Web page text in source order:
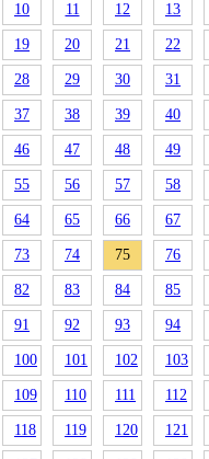
10 11 12 13
19 20 21 22
28 29 30 31
37 38 39 40
46 47 48 49
55 56 57 58
64 65 66 67
73 74 75 76
82 83 84 85
91 92 93 94
100 101 102 103
109 110 111 112
118 119 120 121